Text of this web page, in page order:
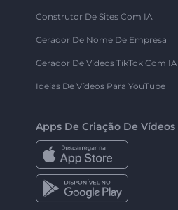
Construtor De Sites Com IA
Gerador De Nome De Empresa
Gerador De Vídeos TikTok Com IA
Ideias De Vídeos Para YouTube
Apps De Criação De Vídeos